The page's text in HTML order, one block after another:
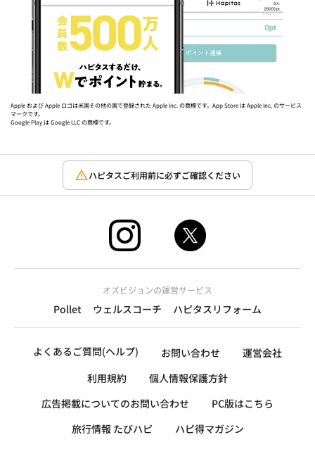
Apple および Apple ロゴは米国その他の国で登録された Apple Inc. の商標です。App Store は Apple Inc. のサービス
マークです。
Google Play は Google LLC の商標です。
ハピタスご利用前に必ずご確認ください
オズビジョンの運営サービス
Pollet ウェルスコーチ ハピタスリフォーム
よくあるご質問(ヘルプ) お問い合わせ
運営会社
利用規約
個人情報保護方針
広告掲載についてのお問い合わせ
PC版はこちら
旅行情報 たびハピ
ハピ得マガジン